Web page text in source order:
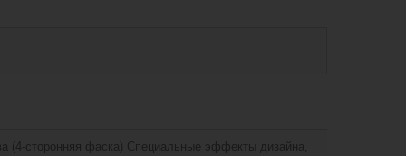
сторонняя фаска) Специальные эффекты дизайна,